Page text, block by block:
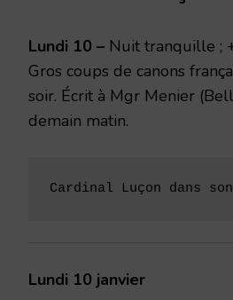
Lundi 10 – Nuit tranquille ;
Gros coups de canons
soir. Écrit à Mgr Menier
demain matin.
Cardinal Luçon dans son
Lundi 10 janvier